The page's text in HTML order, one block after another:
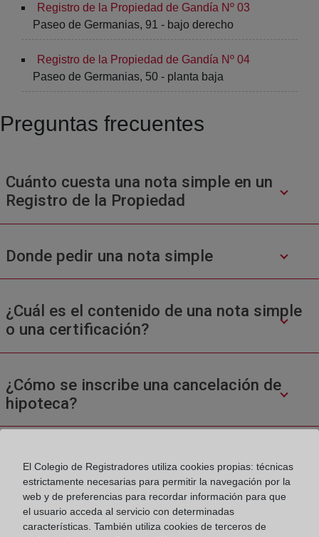
Registro de la Propiedad de Gandía Nº 03
Paseo de Germanias, 91 - bajo derecho
Registro de la Propiedad de Gandía Nº 04
Paseo de Germanias, 50 - planta baja
Preguntas frecuentes
Cuánto cuesta una nota simple en un
Registro de la Propiedad
Donde pedir una nota simple
¿Cuál es el contenido de una nota simple
o una certificación?
¿Cómo se inscribe una cancelación de
hipoteca?
El Colegio de Registradores utiliza cookies propias: técnicas
estrictamente necesarias para permitir la navegación por la
web y de preferencias para recordar información para que
el usuario acceda al servicio con determinadas
características. También utiliza cookies de terceros de